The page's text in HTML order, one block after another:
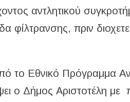
αντλητικού
πριν
το Εθνικό Πρόγραμμα
ο Δήμος Αριστοτέλη με